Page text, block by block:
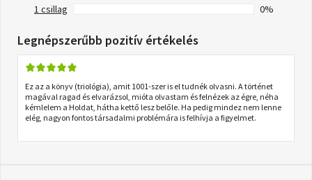
1 csillag
0%
Legnépszerűbb pozitív értékelés
Ez az a könyv (triológia), amit 1001-szer is el tudnék olvasni. A történet
magával ragad és elvarázsol, mióta olvastam és felnézek az égre, néha
kémlelem a Holdat, hátha kettő lesz belőle. Ha pedig mindez nem lenne
elég, nagyon fontos társadalmi problémára is felhívja a figyelmet.